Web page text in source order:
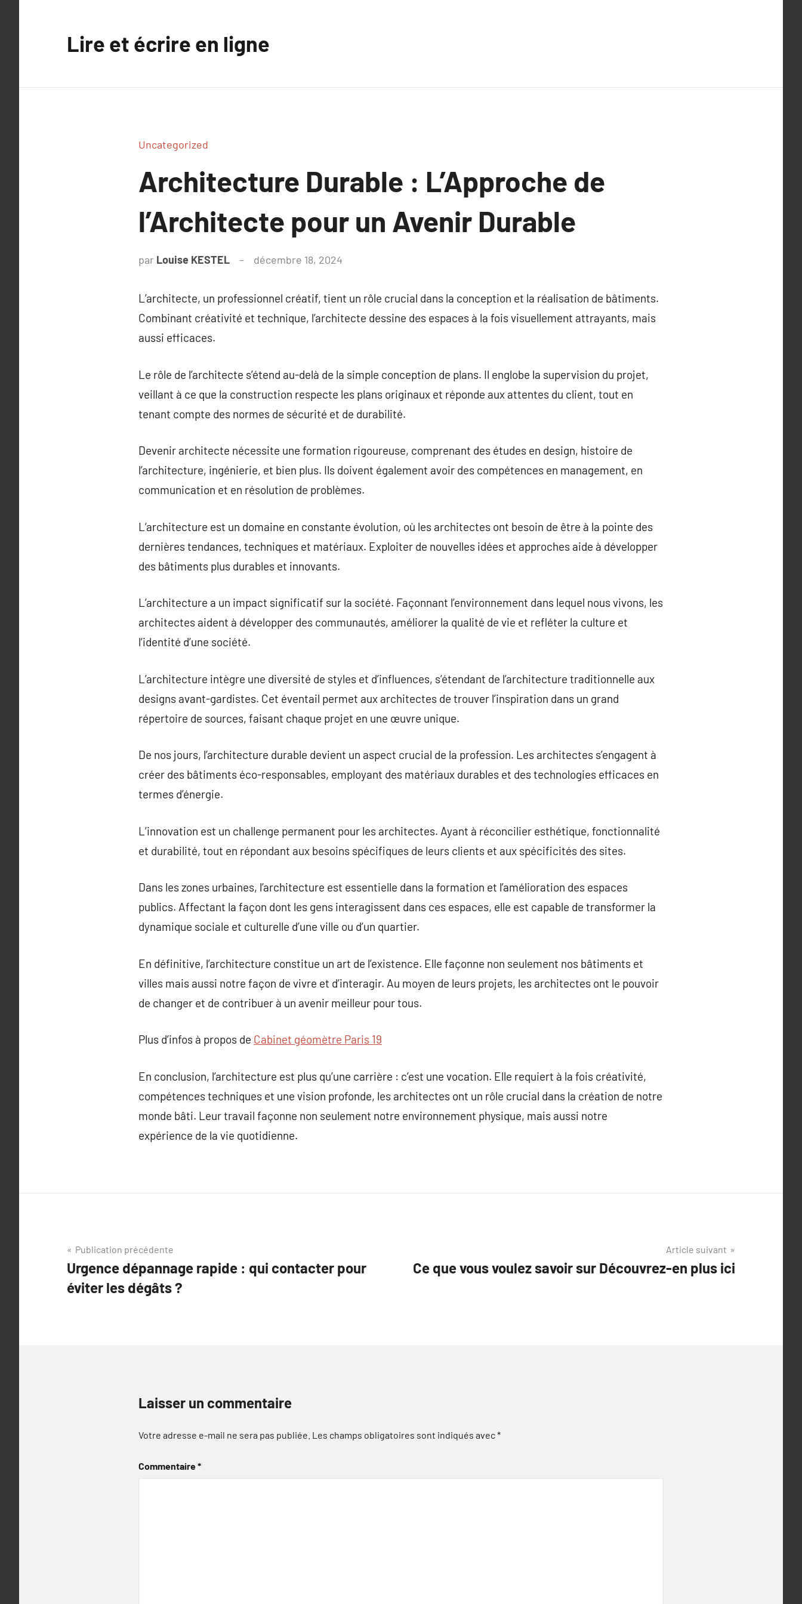
Lire et écrire en ligne
Uncategorized
Architecture Durable : L’Approche de
l’Architecte pour un Avenir Durable
par Louise KESTEL décembre 18, 2024
L’architecte, un professionnel créatif, tient un rôle crucial dans la conception et la réalisation de bâtiments.
Combinant créativité et technique, l’architecte dessine des espaces à la fois visuellement attrayants, mais
aussi efficaces.
Le rôle de l’architecte s’étend au-delà de la simple conception de plans. Il englobe la supervision du projet,
veillant à ce que la construction respecte les plans originaux et réponde aux attentes du client, tout en
tenant compte des normes de sécurité et de durabilité.
Devenir architecte nécessite une formation rigoureuse, comprenant des études en design, histoire de
l’architecture, ingénierie, et bien plus. Ils doivent également avoir des compétences en management, en
communication et en résolution de problèmes.
L’architecture est un domaine en constante évolution, où les architectes ont besoin de être à la pointe des
dernières tendances, techniques et matériaux. Exploiter de nouvelles idées et approches aide à développer
des bâtiments plus durables et innovants.
L’architecture a un impact significatif sur la société. Façonnant l’environnement dans lequel nous vivons, les
architectes aident à développer des communautés, améliorer la qualité de vie et refléter la culture et
l’identité d’une société.
L’architecture intègre une diversité de styles et d’influences, s’étendant de l’architecture traditionnelle aux
designs avant-gardistes. Cet éventail permet aux architectes de trouver l’inspiration dans un grand
répertoire de sources, faisant chaque projet en une œuvre unique.
De nos jours, l’architecture durable devient un aspect crucial de la profession. Les architectes s’engagent à
créer des bâtiments éco-responsables, employant des matériaux durables et des technologies efficaces en
termes d’énergie.
L’innovation est un challenge permanent pour les architectes. Ayant à réconcilier esthétique, fonctionnalité
et durabilité, tout en répondant aux besoins spécifiques de leurs clients et aux spécificités des sites.
Dans les zones urbaines, l’architecture est essentielle dans la formation et l’amélioration des espaces
publics. Affectant la façon dont les gens interagissent dans ces espaces, elle est capable de transformer la
dynamique sociale et culturelle d’une ville ou d’un quartier.
En définitive, l’architecture constitue un art de l’existence. Elle façonne non seulement nos bâtiments et
villes mais aussi notre façon de vivre et d’interagir. Au moyen de leurs projets, les architectes ont le pouvoir
de changer et de contribuer à un avenir meilleur pour tous.
Plus d’infos à propos de Cabinet géomètre Paris 19
En conclusion, l’architecture est plus qu’une carrière : c’est une vocation. Elle requiert à la fois créativité,
compétences techniques et une vision profonde, les architectes ont un rôle crucial dans la création de notre
monde bâti. Leur travail façonne non seulement notre environnement physique, mais aussi notre
expérience de la vie quotidienne.
Navigation
de
l’article
Publication précédente
Urgence dépannage rapide : qui contacter pour
éviter les dégâts ?
Article suivant
Ce que vous voulez savoir sur Découvrez-en plus ici
Laisser un commentaire
Votre adresse e-mail ne sera pas publiée. Les champs obligatoires sont indiqués avec*
Commentaire*